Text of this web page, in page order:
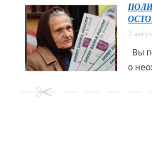
3
Вы
о